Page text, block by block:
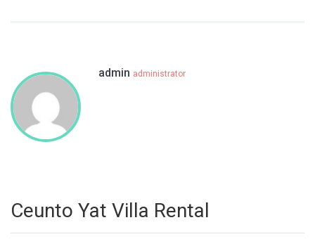
admin administrator
Ceunto Yat Villa Rental